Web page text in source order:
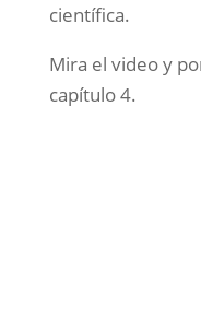
científica.
Mira el video y
capítulo 4.